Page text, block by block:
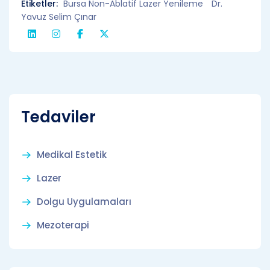
Etiketler: Bursa Non-Ablatif Lazer Yenileme
Dr.
Yavuz Selim Çınar
Tedaviler
Medikal Estetik
Lazer
Dolgu Uygulamaları
Mezoterapi